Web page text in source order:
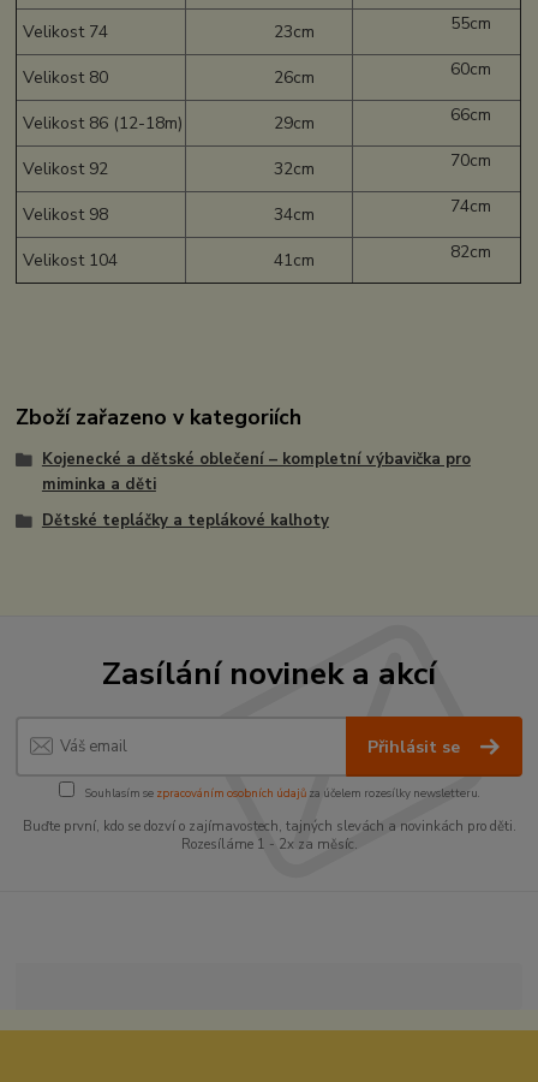
Velikost 74 23cm 55cm
Velikost 80 26cm 60cm
Velikost 86 (12-18m) 29cm 66cm
Velikost 92 32cm 70cm
Velikost 98 34cm 74cm
Velikost 104 41cm 82cm
Zboží zařazeno v kategoriích
Kojenecké a dětské oblečení – kompletní výbavička pro
miminka a děti
Dětské tepláčky a teplákové kalhoty
Zasílání novinek a akcí
Přihlásit se
Souhlasím se zpracováním osobních údajůza účelem rozesílky newsletteru.
Buďte první, kdo se dozví o zajímavostech, tajných slevách a novinkách pro děti.
Rozesíláme 1 - 2x za měsíc.